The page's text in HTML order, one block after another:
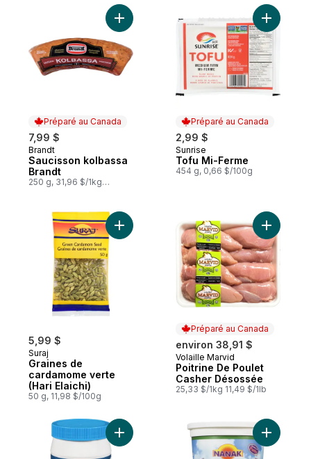
Préparé au Canada
7,99 $
Préparé au Canada
Brandt
Saucisson kolbassa
Brandt
250 g, 31,96 $/1kg
Ajouter Saucisson kolbassa Brandt au
Préparé au Canada
2,99 $
Préparé au Canada
Sunrise
Tofu Mi-Ferme
454 g, 0,66 $/100g
Ajouter
5,99 $
Suraj
Graines de
cardamome verte
(Hari Elaichi)
50 g, 11,98 $/100g
Ajouter Graines de cardamome verte
Préparé au Canada
environ 38,91 $
Préparé au Canada
Volaille Marvid
Poitrine De Poulet
Casher Désossée
25,33 $/1kg 11,49 $/1lb
Ajouter
Ajouter Tamam Tahini au panier Ajouter